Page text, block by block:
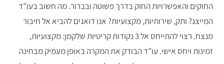
החוקים והאפשרויות החוק בדרך פשוטה ובברור. מה חשוב בעו”ד
המייצג? ותק, שירותיות, מקצועיות? אנו דואגים להביא אל חיבור
מנצח. רצוי להתייחס אל 3 נקודות קריטיות שלקמן: מקצועיות,
זמינות ויחס אישי. עו”ד הבודק את המקרה באופן מעמיק מבחינה